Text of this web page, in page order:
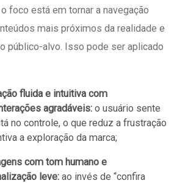
foco está em tornar a navegação
mais próximos da realidade e
público-alvo. Isso pode ser aplicado
fluida e intuitiva com
agradáveis: o usuário sente
no controle, o que reduz a frustração
a exploração da marca;
com tom humano e
leve: ao invés de “confira